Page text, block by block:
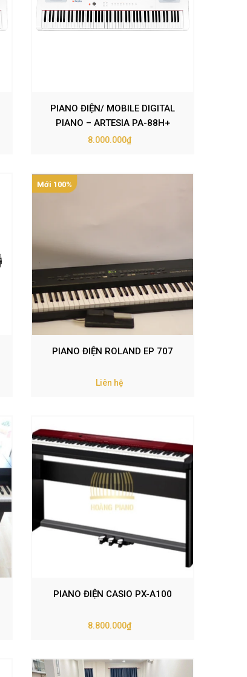
PIANO ĐIỆN/ MOBILE DIGITAL
PIANO – ARTESIA PA-88H+
(PA88H+) – MÀU TRẮNG (WH)
8.000.000₫
Mới 100%
PIANO ĐIỆN ROLAND EP 707
Liên hệ
PIANO ĐIỆN CASIO PX-A100
8.800.000₫